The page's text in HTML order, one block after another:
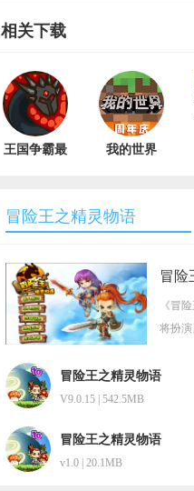
相关下载
王国争霸最
我的世界
冒险王之精灵物语
冒险
《冒
将扮
展地
踏入
冒险王之精灵物语
无敌速升版
V9.0.15 | 542.5MB
冒险王之精灵物语
疯狂版
v1.0 | 20.1MB